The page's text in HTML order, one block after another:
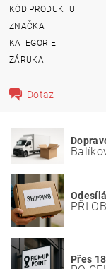
KÓD PRODUKTU
ZNAČKA
KATEGORIE
ZÁRUKA
Dotaz
PŘI
Přes